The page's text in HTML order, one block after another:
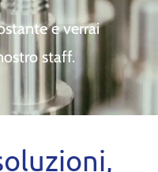
e verrai
staff.